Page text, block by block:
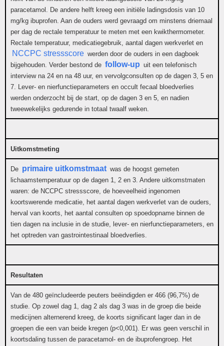
paracetamol. De andere helft kreeg een initiële ladingsdosis van 10
mg/kg ibuprofen. Aan de ouders werd gevraagd om minstens driemaal
per dag de rectale temperatuur te meten met een kwikthermometer.
Rectale temperatuur, medicatiegebruik, aantal dagen werkverlet en
NCCPC stressscore werden door de ouders in een dagboek
bijgehouden. Verder bestond de follow-up uit een telefonisch
interview na 24 en na 48 uur, en vervolgconsulten op de dagen 3, 5 en
7. Lever- en nierfunctieparameters en occult fecaal bloedverlies
werden onderzocht bij de start, op de dagen 3 en 5, en nadien
tweewekelijks gedurende in totaal twaalf weken.
Uitkomstmeting
De primaire uitkomstmaat was de hoogst gemeten
lichaamstemperatuur op de dagen 1, 2 en 3. Andere uitkomstmaten
waren: de NCCPC stressscore, de hoeveelheid ingenomen
koortswerende medicatie, het aantal dagen werkverlet van de ouders,
herval van koorts, het aantal consulten op spoedopname binnen de
tien dagen na inclusie in de studie, lever- en nierfunctieparameters, en
het optreden van gastrointestinaal bloedverlies.
Resultaten
Van de 480 geïncludeerde peuters beëindigden er 466 (96,7%) de
studie. Op zowel dag 1, dag 2 als dag 3 was in de groep die beide
medicijnen alternerend kreeg, de koorts significant lager dan in de
groepen die een van beide kregen (p<0,001). Er was geen verschil in
koortsdaling tussen de paracetamol- en de ibuprofengroep. Het